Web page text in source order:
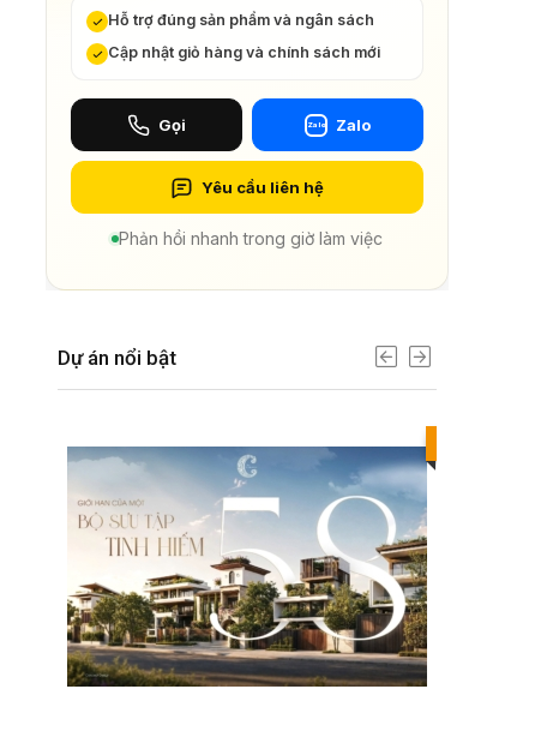
Hỗ trợ đúng sản phẩm và ngân sách
Cập nhật giỏ hàng và chính sách mới
Gọi Zalo Zalo
Yêu cầu liên hệ
Phản hồi nhanh trong giờ làm việc
Dự án nổi bật